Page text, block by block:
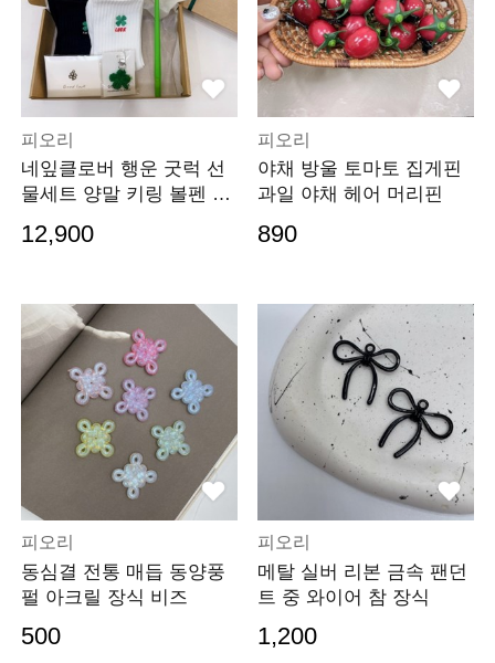
피오리
네잎클로버 행운 굿럭 선
물세트 양말 키링 볼펜 카
12,900
피오리
야채 방울 토마토 집게핀
과일 야채 헤어 머리핀
890
피오리
동심결 전통 매듭 동양풍
펄 아크릴 장식 비즈
500
피오리
메탈 실버 리본 금속 팬던
트 중 와이어 참 장식
1,200